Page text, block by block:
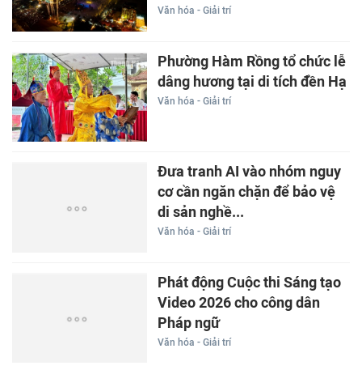
Văn hóa - Giải trí
Phường Hàm Rồng tổ chức lễ
dâng hương tại di tích đền Hạ
Văn hóa - Giải trí
Đưa tranh AI vào nhóm nguy
cơ cần ngăn chặn để bảo vệ
di sản nghề...
Văn hóa - Giải trí
Phát động Cuộc thi Sáng tạo
Video 2026 cho công dân
Pháp ngữ
Văn hóa - Giải trí